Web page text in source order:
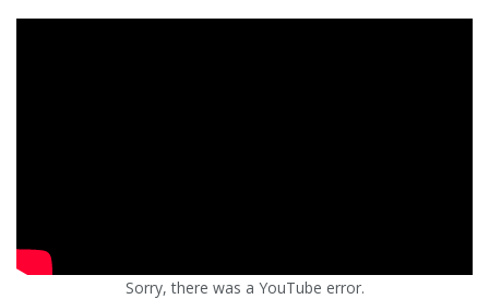
Sorry, there was a YouTube error.